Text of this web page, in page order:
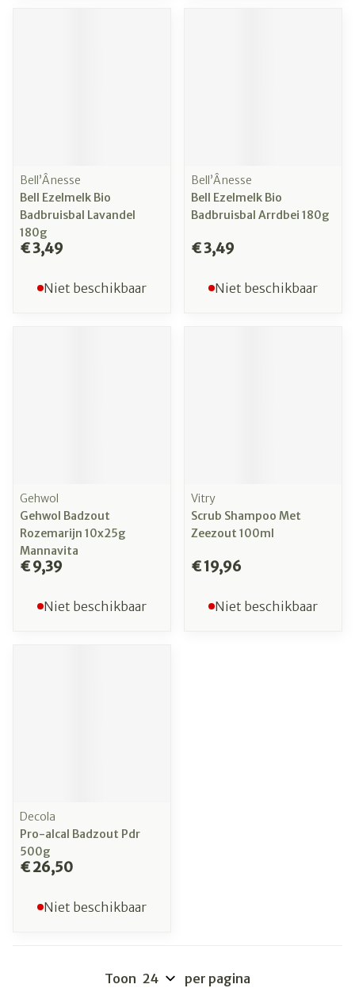
Bell’Ânesse
Bell Ezelmelk Bio
Badbruisbal Lavandel
180g
€ 3,49
Niet beschikbaar
Bell’Ânesse
Bell Ezelmelk Bio
Badbruisbal Arrdbei 180g
€ 3,49
Niet beschikbaar
Gehwol
Gehwol Badzout
Rozemarijn 10x25g
Mannavita
€ 9,39
Niet beschikbaar
Vitry
Scrub Shampoo Met
Zeezout 100ml
€ 19,96
Niet beschikbaar
Decola
Pro-alcal Badzout Pdr
500g
€ 26,50
Niet beschikbaar
Toon per pagina